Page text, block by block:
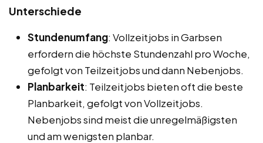
Unterschiede
Stundenumfang: Vollzeitjobs in Garbsen
erfordern die höchste Stundenzahl pro Woche,
gefolgt von Teilzeitjobs und dann Nebenjobs.
Planbarkeit: Teilzeitjobs bieten oft die beste
Planbarkeit, gefolgt von Vollzeitjobs.
Nebenjobs sind meist die unregelmäßigsten
und am wenigsten planbar.